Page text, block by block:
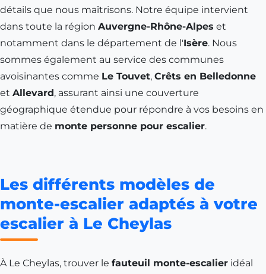
détails que nous maîtrisons. Notre équipe intervient
dans toute la région Auvergne-Rhône-Alpes et
notamment dans le département de l'Isère. Nous
sommes également au service des communes
avoisinantes comme Le Touvet, Crêts en Belledonne
et Allevard, assurant ainsi une couverture
géographique étendue pour répondre à vos besoins en
matière de monte personne pour escalier.
Les différents modèles de
monte-escalier adaptés à votre
escalier à Le Cheylas
À Le Cheylas, trouver le fauteuil monte-escalier idéal